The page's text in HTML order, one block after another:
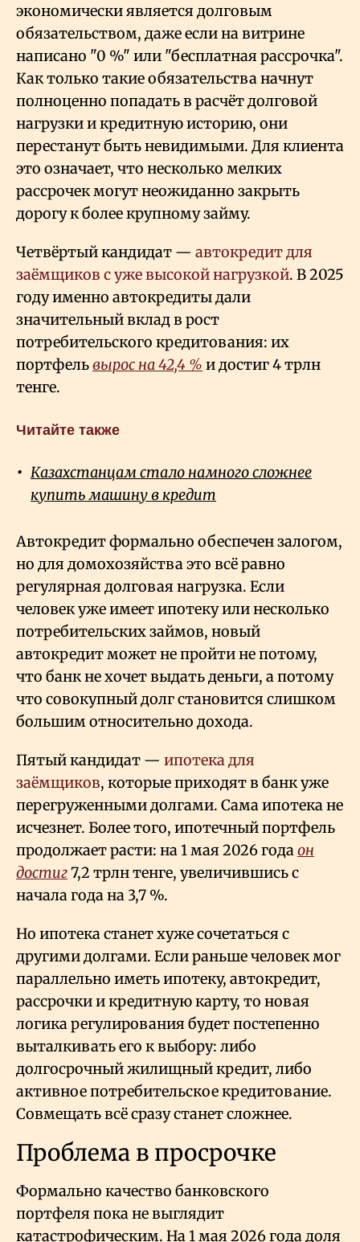
экономически является долговым
обязательством, даже если на витрине
написано "0 %" или "бесплатная рассрочка".
Как только такие обязательства начнут
полноценно попадать в расчёт долговой
нагрузки и кредитную историю, они
перестанут быть невидимыми. Для клиента
это означает, что несколько мелких
рассрочек могут неожиданно закрыть
дорогу к более крупному займу.
Четвёртый кандидат — автокредит для
заёмщиков с уже высокой нагрузкой. В 2025
году именно автокредиты дали
значительный вклад в рост
потребительского кредитования: их
портфельвырос на 42,4 % и достиг 4 трлн
тенге.
Читайте также
Казахстанцам стало намного сложнее
купить машину в кредит
Автокредит формально обеспечен залогом,
но для домохозяйства это всё равно
регулярная долговая нагрузка. Если
человек уже имеет ипотеку или несколько
потребительских займов, новый
автокредит может не пройти не потому,
что банк не хочет выдать деньги, а потому
что совокупный долг становится слишком
большим относительно дохода.
Пятый кандидат — ипотека для
заёмщиков, которые приходят в банк уже
перегруженными долгами. Сама ипотека не
исчезнет. Более того, ипотечный портфель
продолжает расти: на 1 мая 2026 годаон
достиг7,2 трлн тенге, увеличившись с
начала года на 3,7 %.
Но ипотека станет хуже сочетаться с
другими долгами. Если раньше человек мог
параллельно иметь ипотеку, автокредит,
рассрочки и кредитную карту, то новая
логика регулирования будет постепенно
выталкивать его к выбору: либо
долгосрочный жилищный кредит, либо
активное потребительское кредитование.
Совмещать всё сразу станет сложнее.
Проблема в просрочке
Формально качество банковского
портфеля пока не выглядит
катастрофическим. На 1 мая 2026 года доля